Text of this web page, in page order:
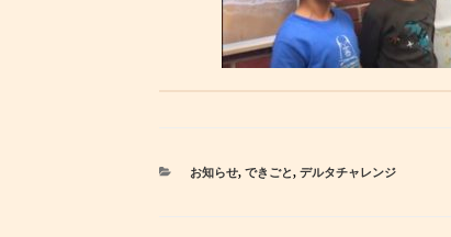
カ
お知らせ, できごと, デルタチャレンジ